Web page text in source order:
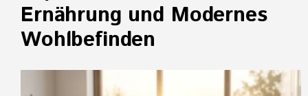
Ernährung und Modernes
Wohlbefinden